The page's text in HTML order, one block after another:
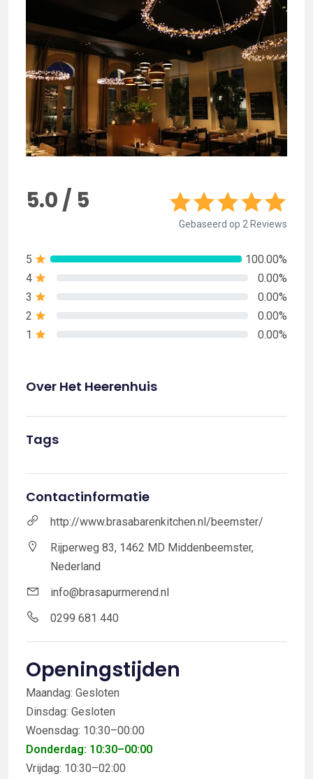
5.0 / 5
Gebaseerd op 2 Reviews
5
100.00%
4
0.00%
3
0.00%
2
0.00%
1
0.00%
Over Het Heerenhuis
Tags
Contactinformatie
http://www.brasabarenkitchen.nl/beemster/
Rijperweg 83, 1462 MD Middenbeemster,
Nederland
info@brasapurmerend.nl
0299 681 440
Openingstijden
Maandag: Gesloten
Dinsdag: Gesloten
Woensdag: 10:30–00:00
Donderdag: 10:30–00:00
Vrijdag: 10:30–02:00